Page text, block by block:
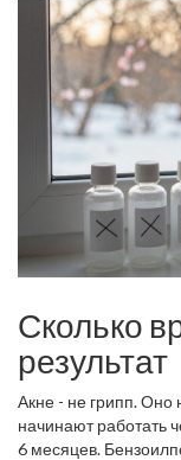
Сколько
результат
Акне - не грипп. Оно
начинают работать
6 месяцев.